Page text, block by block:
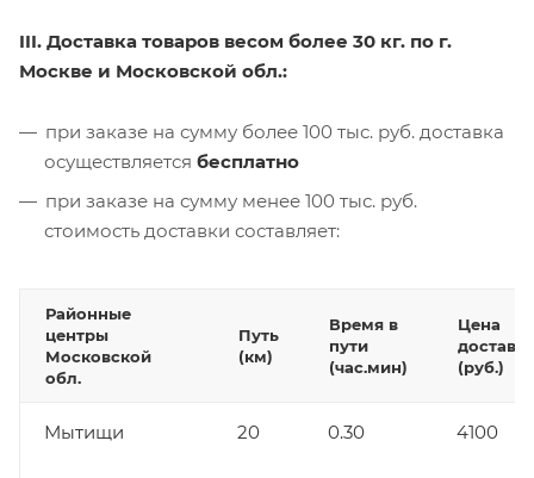
III. Доставка товаров весом более 30 кг. по г.
Москве и Московской обл.:
при заказе на сумму более 100 тыс. руб. доставка
осуществляется бесплатно
при заказе на сумму менее 100 тыс. руб.
стоимость доставки составляет:
Районные
центры
Московской
обл.
Путь
(км)
Время в
пути
(час.мин)
Цена
(руб.)
Мытищи 20 0.30 4100